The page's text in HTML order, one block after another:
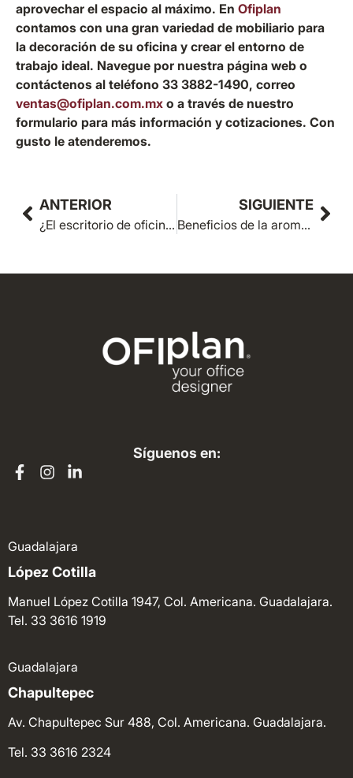
aprovechar el espacio al máximo. En Ofiplan
contamos con una gran variedad de mobiliario para
la decoración de su oficina y crear el entorno de
trabajo ideal. Navegue por nuestra página web o
contáctenos al teléfono 33 3882-1490, correo
ventas@ofiplan.com.mx o a través de nuestro
formulario para más información y cotizaciones. Con
gusto le atenderemos.
ANTERIOR
¿El escritorio de oficina también influye en la ergonomía?
SIGUIENTE
Beneficios de la aromatización de oficinas
Síguenos en:
Guadalajara
López Cotilla
Manuel López Cotilla 1947, Col. Americana. Guadalajara.
Tel. 33 3616 1919
Guadalajara
Chapultepec
Av. Chapultepec Sur 488, Col. Americana. Guadalajara.
Tel. 33 3616 2324